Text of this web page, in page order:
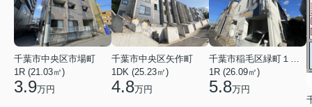
千葉市中央区市場町
1R (21.03㎡)
3.9万円
千葉市中央区矢作町
1DK (25.23㎡)
4.8万円
千葉市稲毛区緑町１丁目
1R (26.09㎡)
5.8万円